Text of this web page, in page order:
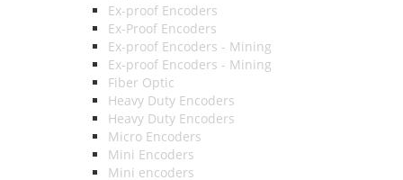
Ex-proof Encoders
Ex-Proof Encoders
Ex-proof Encoders - Mining
Ex-proof Encoders - Mining
Fiber Optic
Heavy Duty Encoders
Heavy Duty Encoders
Micro Encoders
Mini Encoders
Mini encoders